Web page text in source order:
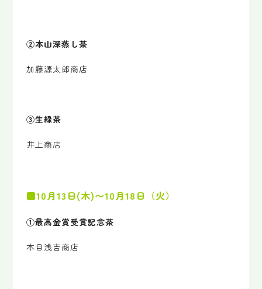
②本山深蒸し茶
加藤源太郎商店
③生緑茶
井上商店
■10月13日(木)〜10月18日（火）
①最高金賞受賞記念茶
本目浅吉商店